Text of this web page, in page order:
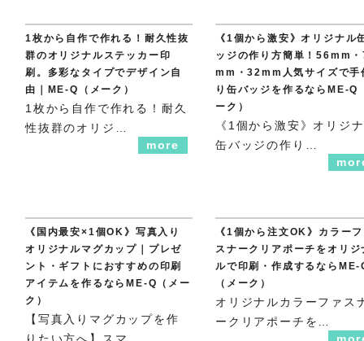
1枚から自作で作れる！耐久性抜
群のオリジナルステッカー印
刷。多彩なタイプでデザイン自
由｜ME-Q（メーク）
1枚から自作で作れる！耐久
性抜群のオリジ…
more
《1個から激安》オリジナル
ッジの作り方簡単！56mm
mm・32mm人気サイズで手
り缶バッジを作るならME-Q
ーク）
《1個から激安》オリジ
缶バッジの作り…
《国内最安×1個OK》写真入り
オリジナルマグカップ｜プレゼ
ント・ギフトにおすすめの印刷
アイテムを作るならME-Q（メー
ク）
【写真入りマグカップを作
りたい方へ】スマ…
《1個から注文OK》カラー
スナークリアポーチをオリジ
ルで印刷・作成するならME-
（メーク）
オリジナルカラーファス
ークリアポーチを…